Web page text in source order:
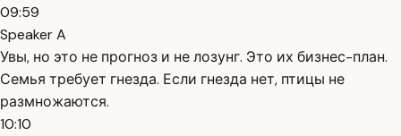
09:59
Speaker A
Увы, но это не прогноз и не лозунг. Это их бизнес-план.
Семья требует гнезда. Если гнезда нет, птицы не
размножаются.
10:10